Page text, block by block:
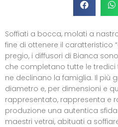
Soffiati a bocca, molati a
fine di ottenere il caratteristico
pregio, i diffusori di Bianca
che completano tutte le
ne declinano la famiglia. Il più
diametro e, per dimensioni e
rappresentato, rappresenta e
produzione una autentica
maestri vetrai, abituati a